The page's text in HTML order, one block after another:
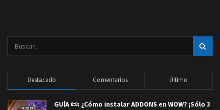
Destacado Comentarios Último
GUÍA 📜: ¿Cómo instalar ADDONS en WOW? ¡Sólo 3